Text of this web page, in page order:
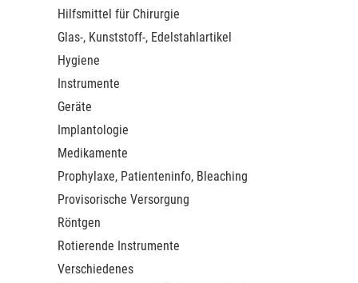
Hilfsmittel für Chirurgie
Glas-, Kunststoff-, Edelstahlartikel
Hygiene
Instrumente
Geräte
Implantologie
Medikamente
Prophylaxe, Patienteninfo, Bleaching
Provisorische Versorgung
Röntgen
Rotierende Instrumente
Verschiedenes